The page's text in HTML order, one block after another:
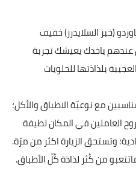
(خبز السلايدرز) خفيف
ياخدك يعيشك تجربة
بلذاذتها للحلويات
مع نوعيّة الاطباق والأكل؛
العاملين في المكان لطيفة
وتستحق الزيارة اكثر من مرّة.
من كُثر لذاذة كُلّ الأطباق.